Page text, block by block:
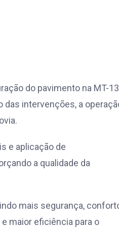
do pavimento na MT-
das intervenções, a
e aplicação de
a qualidade da
mais segurança,
maior eficiência para o